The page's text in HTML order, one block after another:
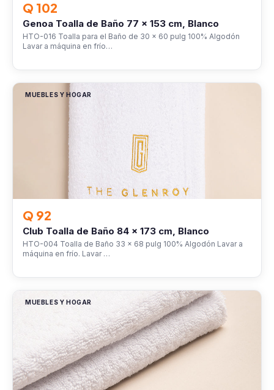
Q 102
Genoa Toalla de Baño 77 x 153 cm, Blanco
HTO-016 Toalla para el Baño de 30 x 60 pulg 100% Algodón
Lavar a máquina en frío…
MUEBLES Y HOGAR
Q 92
Club Toalla de Baño 84 x 173 cm, Blanco
HTO-004 Toalla de Baño 33 x 68 pulg 100% Algodón Lavar a
máquina en frío. Lavar …
MUEBLES Y HOGAR